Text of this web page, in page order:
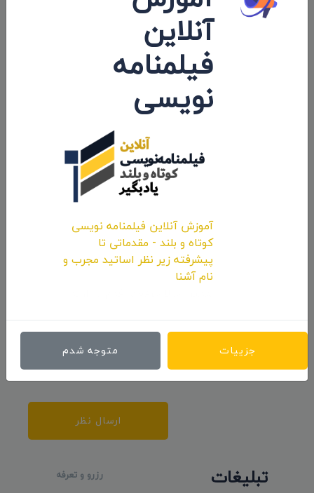
دهقانی»
اولین کامنت و یا نظر را شما ثبت کنید.
ارسال نظرات
ارسال نظر
تبلیغات رزرو و تعرفه
آنلاین
فیلمنامه
نویسی
آموزش آنلاین فیلمنامه نویسی
کوتاه و بلند - مقدماتی تا
پیشرفته زیر نظر اساتید مجرب و
نام آشنا
جزییات متوجه شدم